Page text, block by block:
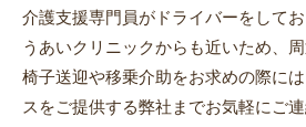
介護支援専門員がドライバーをして
うあいクリニックからも近いため、
椅子送迎や移乗介助をお求めの際に
スをご提供する弊社までお気軽にご連